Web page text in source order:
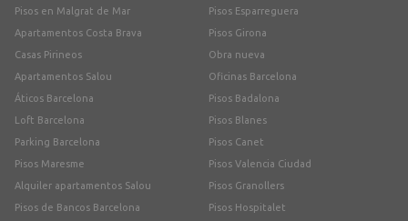
Pisos en Malgrat de Mar
Apartamentos Costa Brava
Casas Pirineos
Apartamentos Salou
Áticos Barcelona
Loft Barcelona
Parking Barcelona
Pisos Maresme
Alquiler apartamentos Salou
Pisos de Bancos Barcelona
Pisos Esparreguera
Pisos Girona
Obra nueva
Oficinas Barcelona
Pisos Badalona
Pisos Blanes
Pisos Canet
Pisos Valencia Ciudad
Pisos Granollers
Pisos Hospitalet